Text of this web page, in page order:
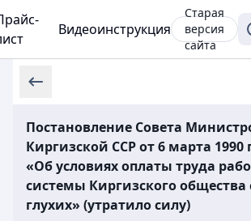
Видеоинструкция
Старая
версия
сайта
Постановление Совета
Киргизской ССР от 6 марта 1990
«Об условиях оплаты труда
системы Киргизского общества
глухих» (утратило силу)